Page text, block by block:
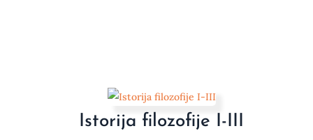
Istorija filozofije I-III